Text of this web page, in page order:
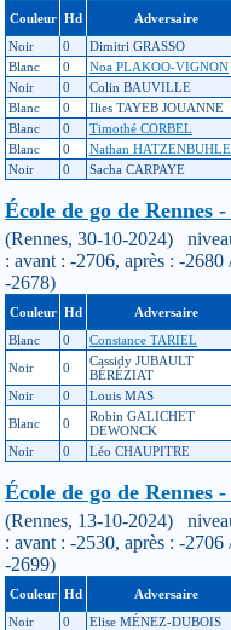
Couleur Hd Adversaire
Noir
0 Dimitri GRASSO
Blanc
0 Noa PLAKOO-VIGNON
Noir
0 Colin BAUVILLE
Blanc
0 Ilies TAYEB JOUANNE
Blanc
0 Timothé CORBEL
Blanc
0 Nathan
Noir
0 Sacha CARPAYE
École de go de Rennes
(Rennes, 30-10-2024)
: avant : -2706, après : -
-2678)
Couleur Hd Adversaire
Blanc
0 Constance TARIEL
Noir
0
Cassidy JUBAULT
BÉRÉZIAT
Noir
0 Louis MAS
Blanc
0
Robin GALICHET
DEWONCK
Noir
0 Léo CHAUPITRE
École de go de Rennes
(Rennes, 13-10-2024)
: avant : -2530, après : -
-2699)
Couleur Hd Adversaire
Noir
0 Elise MÉNEZ-DUBOIS